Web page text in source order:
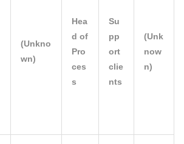
(Unkno
wn)
Hea
d of
Pro
ces
s
Su
pp
ort
clie
nts
(Unk
now
n)